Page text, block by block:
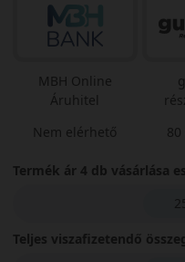
MBH Online
Áruhitel
Nem elérhető
80
Termék ár 4 db vásárlása
Teljes viszafizetendő